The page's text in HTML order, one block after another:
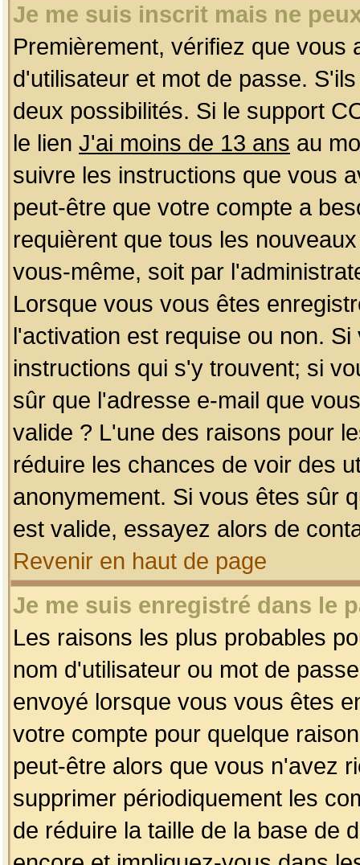
Je me suis inscrit mais ne
Premièrement, vérifiez que
d'utilisateur et mot de passe.
deux possibilités. Si le support
le lien J'ai moins de 13 ans au
suivre les instructions que vous
peut-être que votre compte a
requièrent que tous les
vous-même, soit par
Lorsque vous vous êtes
l'activation est requise ou non.
instructions qui s'y trouvent; si
sûr que l'adresse e-mail que
valide ? L'une des raisons pour
réduire les chances de voir des
anonymement. Si vous êtes sûr
est valide, essayez alors de
Revenir en haut de page
Je me suis enregistré dans le
Les raisons les plus probables
nom d'utilisateur ou mot de
envoyé lorsque vous vous êtes
votre compte pour quelque
peut-être alors que vous n'avez
supprimer périodiquement les
de réduire la taille de la base de